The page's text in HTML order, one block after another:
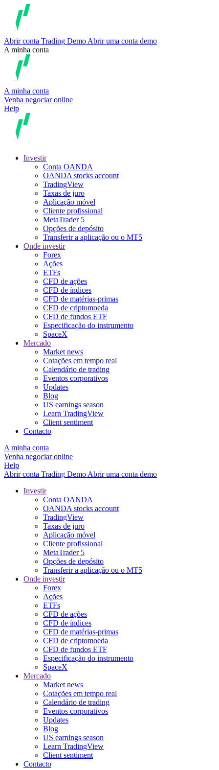
Abrir conta Trading Demo Abrir uma conta demo
A minha conta
A minha conta
Venha negociar online
Help
Investir
Conta OANDA
OANDA stocks account
TradingView
Taxas de juro
Aplicação móvel
Cliente profissional
MetaTrader 5
Opções de depósito
Transferir a aplicação ou o MT5
Onde investir
Forex
Ações
ETFs
CFD de ações
CFD de índices
CFD de matérias-primas
CFD de criptomoeda
CFD de fundos ETF
Especificação do instrumento
SpaceX
Mercado
Market news
Cotações em tempo real
Calendário de trading
Eventos corporativos
Updates
Blog
US earnings season
Learn TradingView
Client sentiment
Contacto
A minha conta
Venha negociar online
Help
Abrir conta Trading Demo Abrir uma conta demo
Investir
Conta OANDA
OANDA stocks account
TradingView
Taxas de juro
Aplicação móvel
Cliente profissional
MetaTrader 5
Opções de depósito
Transferir a aplicação ou o MT5
Onde investir
Forex
Ações
ETFs
CFD de ações
CFD de índices
CFD de matérias-primas
CFD de criptomoeda
CFD de fundos ETF
Especificação do instrumento
SpaceX
Mercado
Market news
Cotações em tempo real
Calendário de trading
Eventos corporativos
Updates
Blog
US earnings season
Learn TradingView
Client sentiment
Contacto